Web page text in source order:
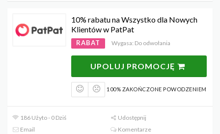
10% rabatu na Wszystko dla Nowych
Klientów w PatPat
RABAT Wygasa: Do odwołania
UPOLUJ PROMOCJĘ
100% ZAKOŃCZONE POWODZENIEM
186 Użyto - 0 Dziś
Udostępnij
Email
Komentarze